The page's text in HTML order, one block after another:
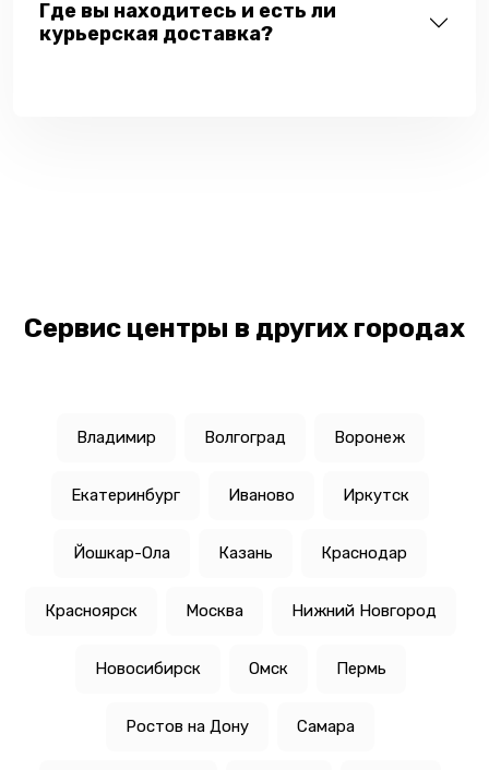
Где вы находитесь и есть ли
курьерская доставка?
Сервис центры в других городах
Владимир Волгоград Воронеж
Екатеринбург Иваново Иркутск
Йошкар-Ола Казань Краснодар
Красноярск Москва Нижний Новгород
Новосибирск Омск Пермь
Ростов на Дону Самара